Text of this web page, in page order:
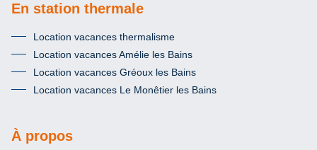
En station thermale
Location vacances thermalisme
Location vacances Amélie les Bains
Location vacances Gréoux les Bains
Location vacances Le Monêtier les Bains
À propos